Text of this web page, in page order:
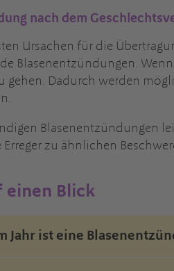
nach dem
Ursachen für die
Blasenentzündungen.
gehen. Dadurch werden
Blasenentzündungen
zu ähnlichen
einen Blick
Jahr ist eine